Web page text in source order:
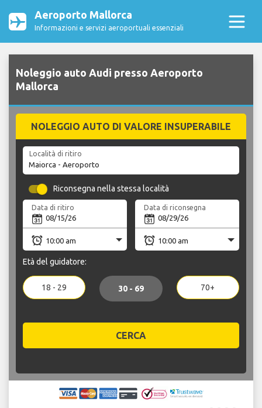
Aeroporto Mallorca
Informazioni e servizi aeroportuali essenziali
Noleggio auto Audi presso Aeroporto
Mallorca
NOLEGGIO AUTO DI VALORE INSUPERABILE
Località di ritiro
Riconsegna nella stessa località
Data di ritiro Data di riconsegna
Età del guidatore:
18 - 29 30 - 69 70+
CERCA